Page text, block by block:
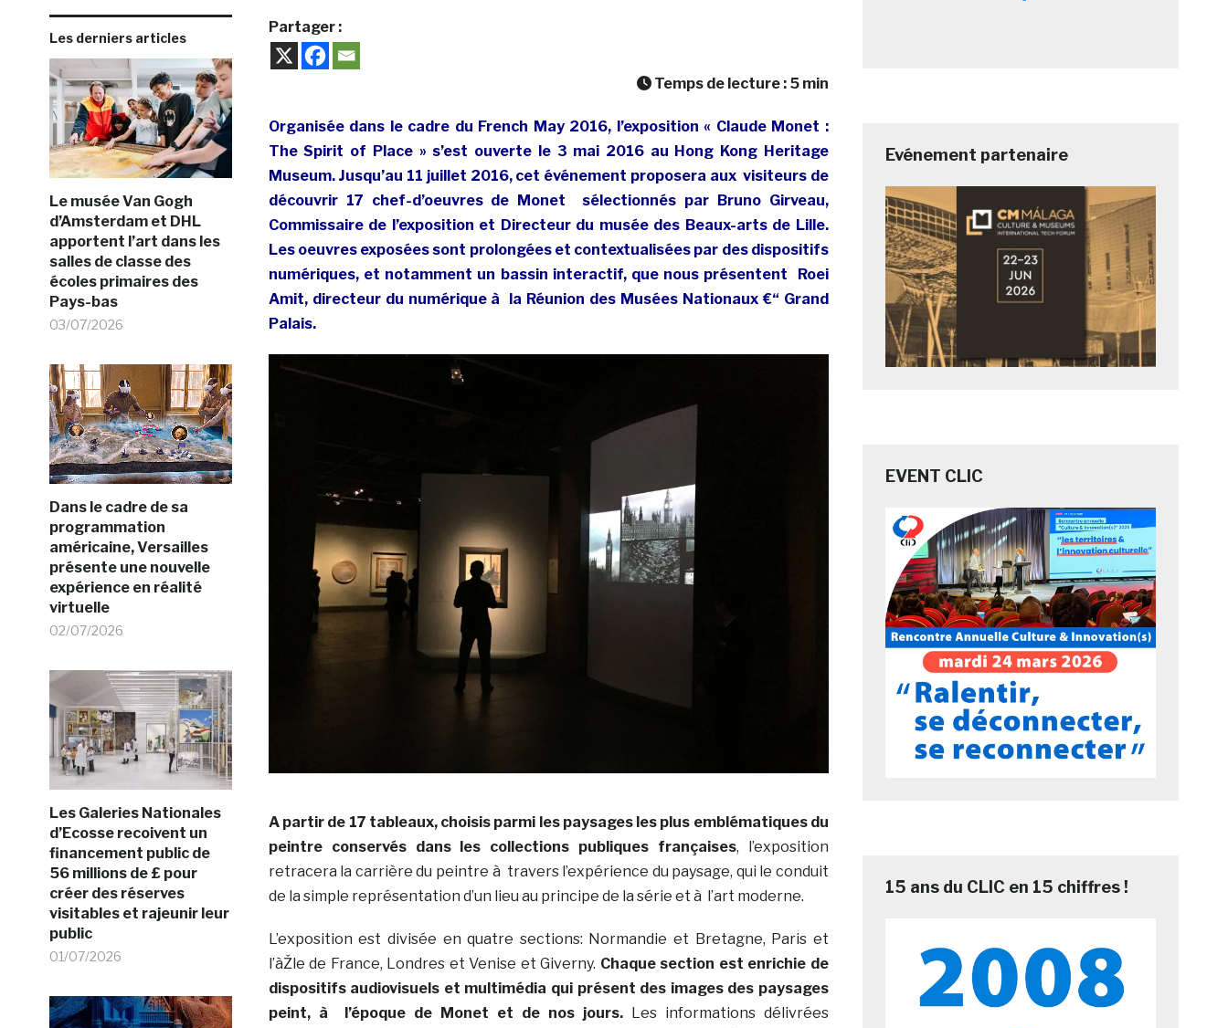
Les derniers articles
Le musée Van Gogh
d’Amsterdam et DHL
apportent l’art dans les
salles de classe des
écoles primaires des
Pays-bas
03/07/2026
Dans le cadre de sa
programmation
américaine, Versailles
présente une nouvelle
expérience en réalité
virtuelle
02/07/2026
Les Galeries Nationales
d’Ecosse recoivent un
financement public de
56 millions de £ pour
créer des réserves
visitables et rajeunir leur
public
01/07/2026
Partager :
Temps de lecture : 5 min
Organisée dans le cadre du French May 2016, l’exposition « Claude Monet :
The Spirit of Place » s’est ouverte le 3 mai 2016 au Hong Kong Heritage
Museum. Jusqu’au 11 juillet 2016, cet événement proposera aux visiteurs de
découvrir 17 chef-d’oeuvres de Monet sélectionnés par Bruno Girveau,
Commissaire de l’exposition et Directeur du musée des Beaux-arts de Lille.
Les oeuvres exposées sont prolongées et contextualisées par des dispositifs
numériques, et notamment un bassin interactif, que nous présentent Roei
Amit, directeur du numérique à la Réunion des Musées Nationaux €“ Grand
Palais.
A partir de 17 tableaux, choisis parmi les paysages les plus emblématiques du
peintre conservés dans les collections publiques françaises, l’exposition
retracera la carrière du peintre à travers l’expérience du paysage, qui le conduit
de la simple représentation d’un lieu au principe de la série et à l’art moderne.
L’exposition est divisée en quatre sections: Normandie et Bretagne, Paris et
l’àŽle de France, Londres et Venise et Giverny. Chaque section est enrichie de
dispositifs audiovisuels et multimédia qui présent des images des paysages
peint, à l’époque de Monet et de nos jours.Les informations délivrées
Evénement partenaire
EVENT CLIC
15 ans du CLIC en 15 chiffres !